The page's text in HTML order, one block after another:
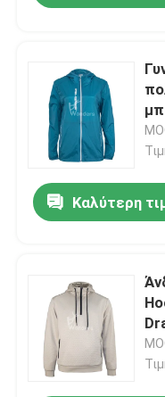
Καλύτερη